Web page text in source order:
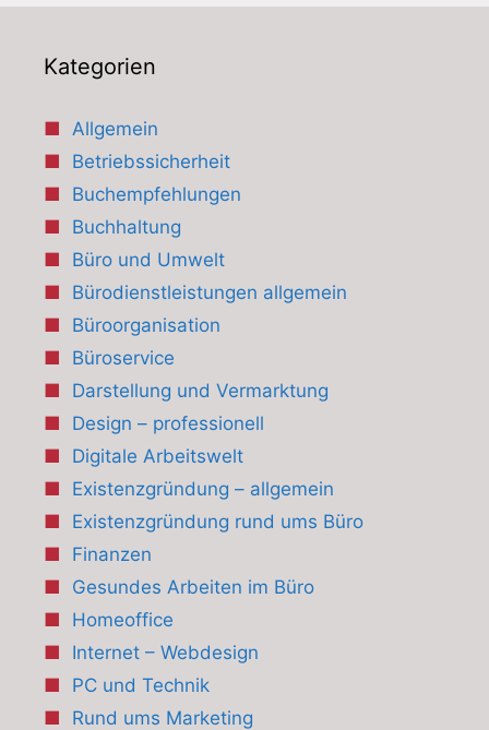
Kategorien
Allgemein
Betriebssicherheit
Buchempfehlungen
Buchhaltung
Büro und Umwelt
Bürodienstleistungen allgemein
Büroorganisation
Büroservice
Darstellung und Vermarktung
Design – professionell
Digitale Arbeitswelt
Existenzgründung – allgemein
Existenzgründung rund ums Büro
Finanzen
Gesundes Arbeiten im Büro
Homeoffice
Internet – Webdesign
PC und Technik
Rund ums Marketing